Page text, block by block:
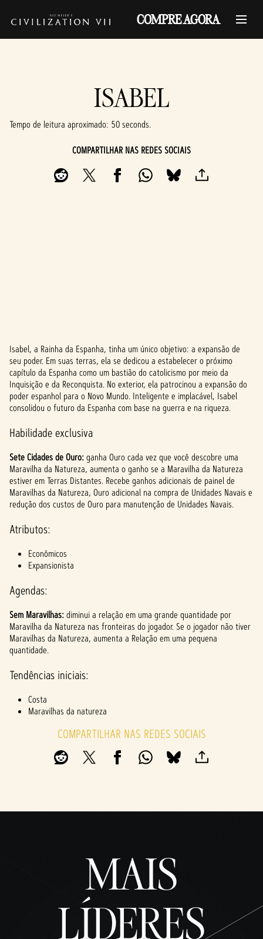
COMPRE AGORA
ISABEL
Tempo de leitura aproximado 50 seconds
COMPARTILHAR NAS REDES SOCIAIS
A
c
c
e
p
t
&
P
l
a
y
clicar
em
jogar,
você
rda
a
políti
com
Isabel, a Rainha da Espanha, tinha um único objetivo: a expansão de
seu poder. Em suas terras, ela se dedicou a estabelecer o próximo
capítulo da Espanha como um bastião do catolicismo por meio da
Inquisição e da Reconquista. No exterior, ela patrocinou a expansão do
poder espanhol para o Novo Mundo. Inteligente e implacável, Isabel
consolidou o futuro da Espanha com base na guerra e na riqueza.
Habilidade exclusiva
Sete Cidades de Ouro:ganha Ouro cada vez que você descobre uma
Maravilha da Natureza, aumenta o ganho se a Maravilha da Natureza
estiver em Terras Distantes. Recebe ganhos adicionais de painel de
Maravilhas da Natureza, Ouro adicional na compra de Unidades Navais e
redução dos custos de Ouro para manutenção de Unidades Navais.
Atributos:
Econômicos
Expansionista
Agendas:
Sem Maravilhas:diminui a relação em uma grande quantidade por
Maravilha da Natureza nas fronteiras do jogador. Se o jogador não tiver
Maravilhas da Natureza, aumenta a Relação em uma pequena
quantidade.
Tendências iniciais:
Costa
Maravilhas da natureza
COMPARTILHAR NAS REDES SOCIAIS
MAIS
LÍDERES